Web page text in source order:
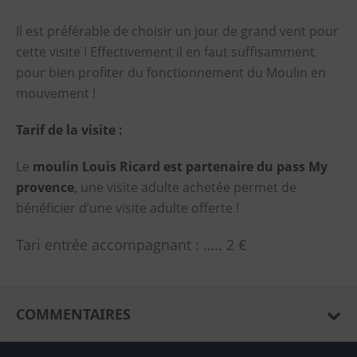
Il est préférable de choisir un jour de grand vent pour
cette visite ! Effectivement il en faut suffisamment
pour bien profiter du fonctionnement du Moulin en
mouvement !
Tarif de la visite :
Le moulin Louis Ricard est partenaire du pass My
provence, une visite adulte achetée permet de
bénéficier d’une visite adulte offerte !
Tari entrée accompagnant : ….. 2 €
COMMENTAIRES